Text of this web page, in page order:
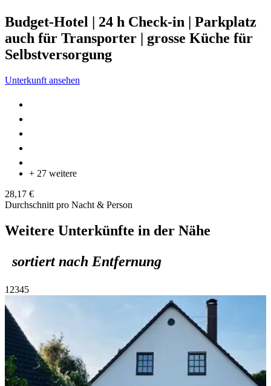
Budget-Hotel | 24 h Check-in | Parkplatz
auch für Transporter | grosse Küche für
Selbstversorgung
Unterkunft ansehen
+ 27 weitere
28,17 €
Durchschnitt pro Nacht & Person
Weitere Unterkünfte in der Nähe
sortiert nach Entfernung
1 2345